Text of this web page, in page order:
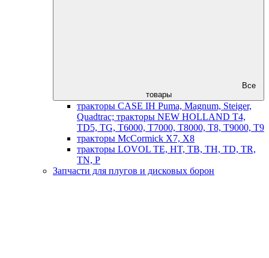
Все
товары
тракторы CASE IH Puma, Magnum, Steiger,
Quadtrac; тракторы NEW HOLLAND T4,
TD5, TG, T6000, T7000, T8000, T8, T9000, T9
тракторы McCormick X7, X8
тракторы LOVOL TE, HT, TB, TH, TD, TR,
TN, P
Запчасти для плугов и дисковых борон